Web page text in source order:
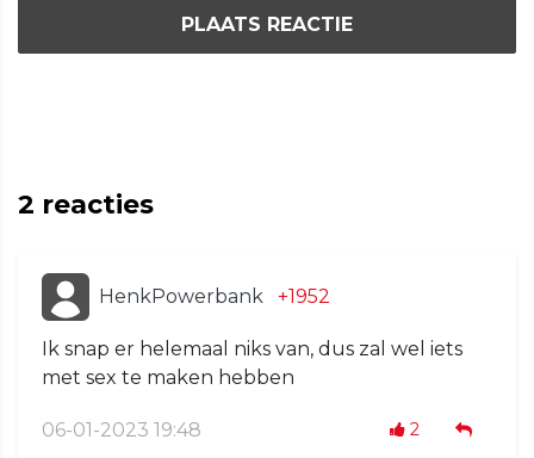
PLAATS REACTIE
2 reacties
HenkPowerbank +1952
Ik snap er helemaal niks van, dus zal wel iets
met sex te maken hebben
06-01-2023 19:48 2